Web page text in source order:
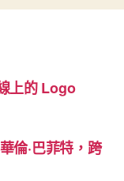
上的 Logo
倫·巴菲特，跨